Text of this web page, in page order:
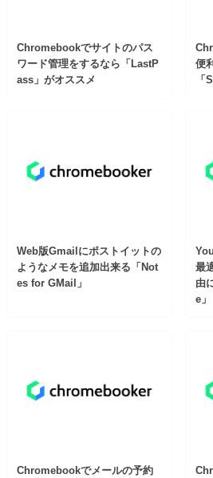
Chromebookでサイトのパス
ワード管理をするなら「LastP
ass」がオススメ
便
「
Web版Gmailにポストイットの
ようなメモを追加出来る「Not
es for GMail」
最
由
e」
Chromebookでメールの予約